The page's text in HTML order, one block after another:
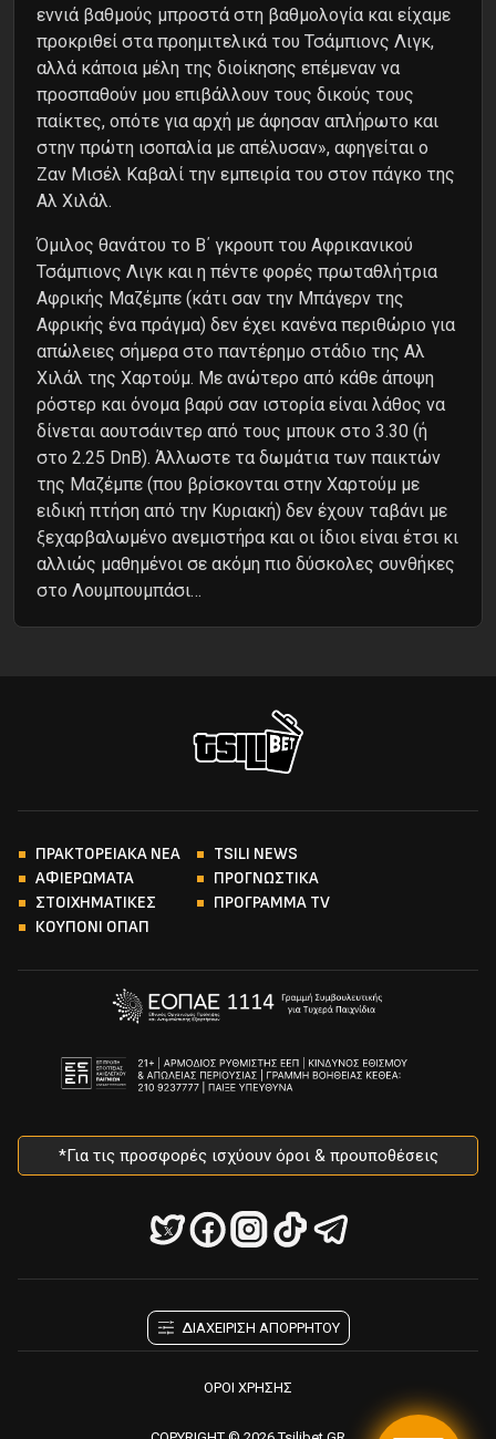
εννιά βαθμούς μπροστά στη βαθμολογία και είχαμε
προκριθεί στα προημιτελικά του Τσάμπιονς Λιγκ,
αλλά κάποια μέλη της διοίκησης επέμεναν να
προσπαθούν μου επιβάλλουν τους δικούς τους
παίκτες, οπότε για αρχή με άφησαν απλήρωτο και
στην πρώτη ισοπαλία με απέλυσαν», αφηγείται ο
Ζαν Μισέλ Καβαλί την εμπειρία του στον πάγκο της
Αλ Χιλάλ.
Όμιλος θανάτου το Β΄ γκρουπ του Αφρικανικού
Τσάμπιονς Λιγκ και η πέντε φορές πρωταθλήτρια
Αφρικής Μαζέμπε (κάτι σαν την Μπάγερν της
Αφρικής ένα πράγμα) δεν έχει κανένα περιθώριο για
απώλειες σήμερα στο παντέρημο στάδιο της Αλ
Χιλάλ της Χαρτούμ. Με ανώτερο από κάθε άποψη
ρόστερ και όνομα βαρύ σαν ιστορία είναι λάθος να
δίνεται αουτσάιντερ από τους μπουκ στο 3.30 (ή
στο 2.25 DnB). Άλλωστε τα δωμάτια των παικτών
της Μαζέμπε (που βρίσκονται στην Χαρτούμ με
ειδική πτήση από την Κυριακή) δεν έχουν ταβάνι με
ξεχαρβαλωμένο ανεμιστήρα και οι ίδιοι είναι έτσι κι
αλλιώς μαθημένοι σε ακόμη πιο δύσκολες συνθήκες
στο Λουμπουμπάσι…
ΠΡΑΚΤΟΡΕΙΑΚΑ ΝΕΑ
TSILI NEWS
ΑΦΙΕΡΩΜΑΤΑ
ΠΡΟΓΝΩΣΤΙΚΑ
ΣΤΟΙΧΗΜΑΤΙΚΕΣ
ΠΡΟΓΡΑΜΜΑ TV
ΚΟΥΠΟΝΙ ΟΠΑΠ
*Για τις προσφορές ισχύουν όροι & προυποθέσεις
ΔΙΑΧΕΙΡΙΣΗ ΑΠΟΡΡΗΤΟΥ
ΟΡΟΙ ΧΡΗΣΗΣ